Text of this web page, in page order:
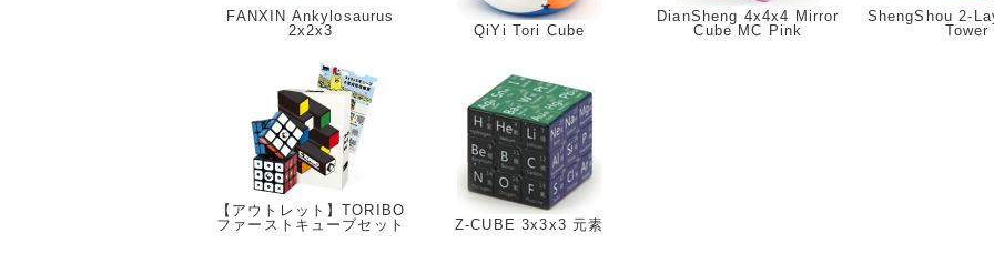
FANXIN Ankylosaurus
2x2x3
QiYi Tori Cube
DianSheng 4x4x4 Mirror
Cube MC Pink
ShengShou 2-
Tower
【アウトレット】TORIBO
ファーストキューブセット
Z-CUBE 3x3x3 元素